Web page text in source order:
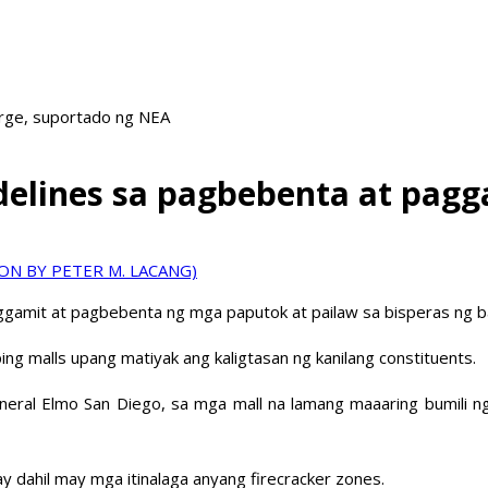
suportado ng NEA
sa pagbebenta at
at pagbebenta ng mga paputok at pailaw sa bisperas ng
malls upang matiyak ang kaligtasan ng kanilang constituents.
Elmo San Diego, sa mga mall na lamang maaaring
dahil may mga itinalaga anyang firecracker zones.